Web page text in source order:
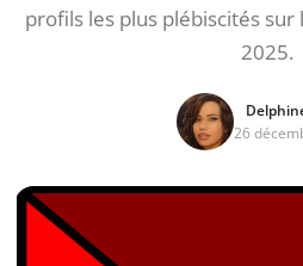
profils les plus plébiscités
2025.
26